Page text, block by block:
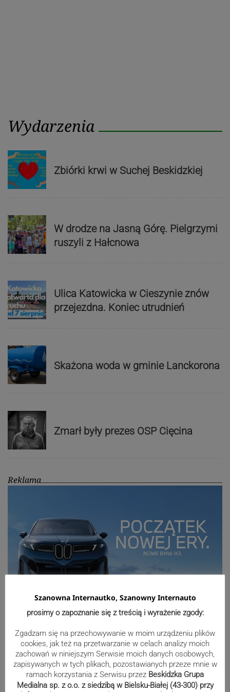
Wydarzenia
Zbiórki krwi w Suchej Beskidzkiej
W drodze na Jasną Górę. Pielgrzymi
ruszyli z Hałcnowa
Ulica Katowicka w Cieszynie znów
przejezdna. Koniec utrudnień
Skażona woda w gminie Lanckorona
Zmarł były prezes OSP Cięcina
Reklama
Sport
Mistrzowie świata z MCK Żywiec!
ZDJĘCIA
Szanowna Internautko, Szanowny Internauto
prosimy o zapoznanie się z treścią i wyrażenie zgody:
Zgadzam się na przechowywanie w moim urządzeniu plików
cookies, jak też na przetwarzanie w celach analizy moich
zachowań w niniejszym Serwisie moich danych osobowych,
zapisywanych w tych plikach, pozostawianych przeze mnie w
ramach korzystania z Serwisu przez Beskidzka Grupa
Medialna sp. z o.o. z siedzibą w Bielsku-Białej (43-300) przy